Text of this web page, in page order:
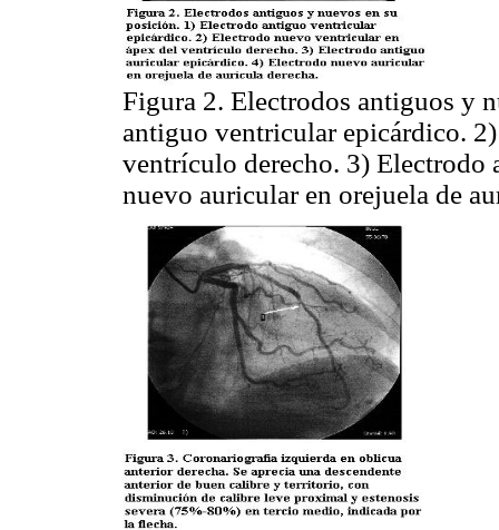
Figura 2. Electrodos antiguos y
antiguo ventricular epicárdico.
ventrículo derecho. 3)
nuevo auricular en orejuela de